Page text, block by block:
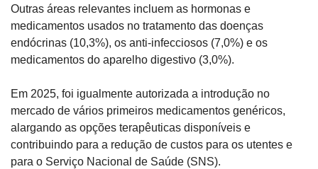
Outras áreas relevantes incluem as hormonas e
medicamentos usados no tratamento das doenças
endócrinas (10,3%), os anti-infecciosos (7,0%) e os
medicamentos do aparelho digestivo (3,0%).
Em 2025, foi igualmente autorizada a introdução no
mercado de vários primeiros medicamentos genéricos,
alargando as opções terapêuticas disponíveis e
contribuindo para a redução de custos para os utentes e
para o Serviço Nacional de Saúde (SNS).